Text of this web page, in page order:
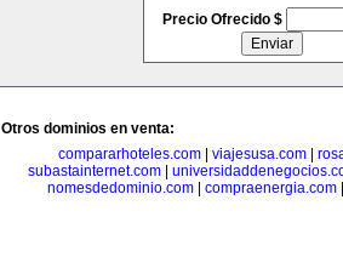
Precio Ofrecido $
Otros dominios en venta:
compararhoteles.com| viajesusa.com|
subastainternet.com|
nomesdedominio.com| compraenergia.com